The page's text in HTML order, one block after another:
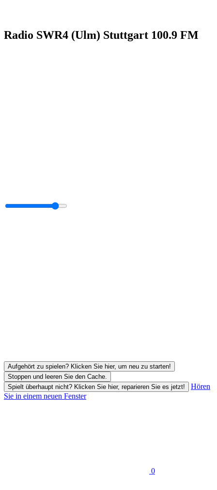
Radio SWR4 (Ulm) Stuttgart 100.9 FM
Aufgehört zu spielen? Klicken Sie hier, um neu zu starten!
Stoppen und leeren Sie den Cache.
Spielt überhaupt nicht? Klicken Sie hier, reparieren Sie es jetzt!
Hören
Sie in einem neuen Fenster
0